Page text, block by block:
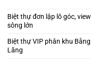
Biệt thự đơn lập lô góc, view
sông lớn
Biệt thự VIP phân khu Bằng
Lăng